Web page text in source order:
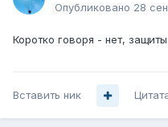
Опубликовано 28
Коротко говоря - нет,
Вставить ник